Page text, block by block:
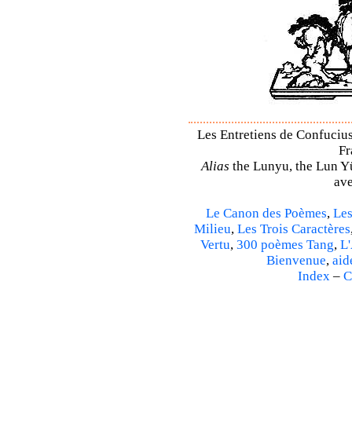
Les Entretiens de
Alias the Lunyu, the Lun
Le Canon des Poèmes,
Milieu, Les Trois Caractères
Vertu, 300 poèmes Tang,
Bienvenue,
Index –